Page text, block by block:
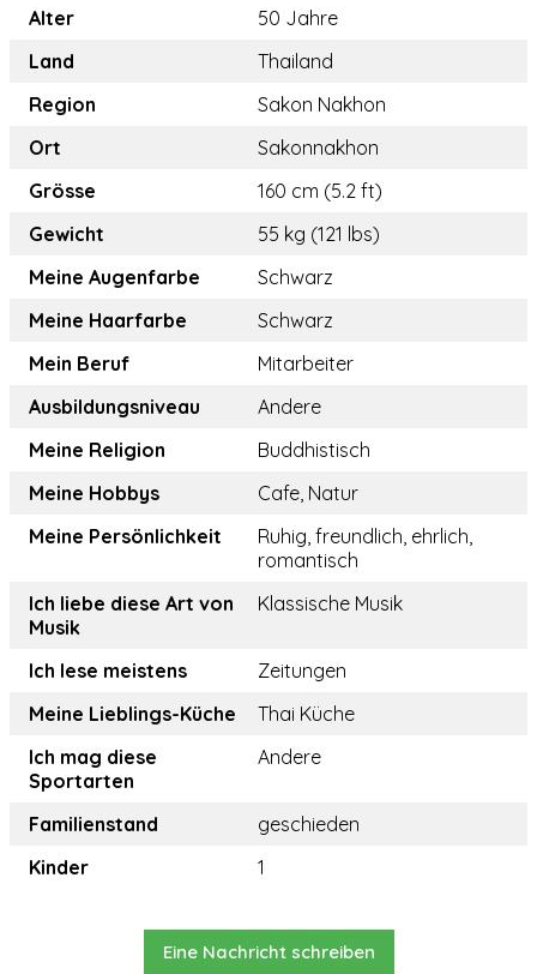
Alter
50 Jahre
Land
Thailand
Region
Sakon Nakhon
Ort
Sakonnakhon
Grösse
160 cm (5.2 ft)
Gewicht
55 kg (121 lbs)
Meine Augenfarbe
Schwarz
Meine Haarfarbe
Schwarz
Mein Beruf
Mitarbeiter
Ausbildungsniveau
Andere
Meine Religion
Buddhistisch
Meine Hobbys
Cafe, Natur
Meine Persönlichkeit
Ruhig, freundlich, ehrlich,
romantisch
Ich liebe diese Art von
Musik
Klassische Musik
Ich lese meistens
Zeitungen
Meine Lieblings-Küche
Thai Küche
Ich mag diese
Sportarten
Andere
Familienstand
geschieden
Kinder
1
Eine Nachricht schreiben